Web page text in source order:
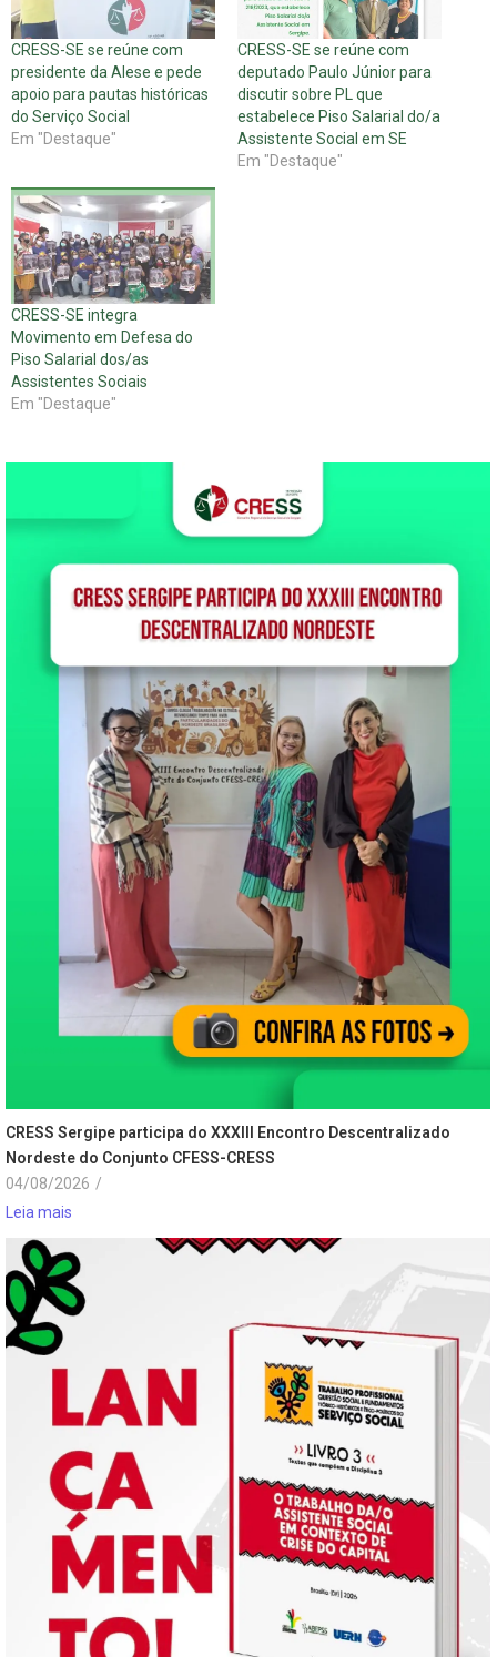
CRESS-SE se reúne com
presidente da Alese e pede
apoio para pautas históricas
do Serviço Social
Em "Destaque"
CRESS-SE se reúne com
deputado Paulo Júnior para
discutir sobre PL que
estabelece Piso Salarial do/a
Assistente Social em SE
Em "Destaque"
CRESS-SE integra
Movimento em Defesa do
Piso Salarial dos/as
Assistentes Sociais
Em "Destaque"
CRESS Sergipe participa do XXXIII Encontro Descentralizado
Nordeste do Conjunto CFESS-CRESS
04/08/2026 /
Leia mais